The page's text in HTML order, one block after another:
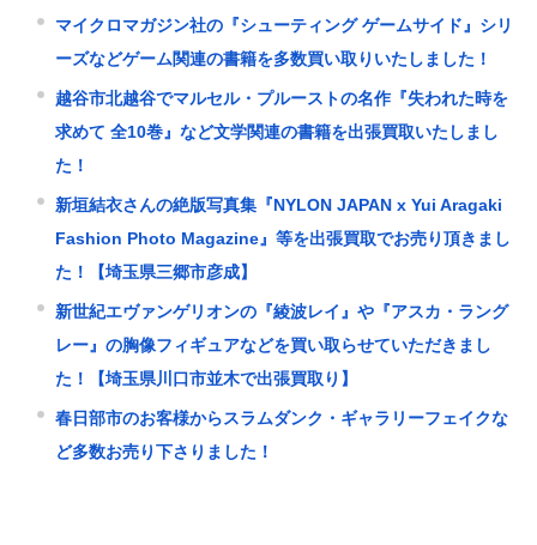
マイクロマガジン社の『シューティング ゲームサイド』シリ
ーズなどゲーム関連の書籍を多数買い取りいたしました！
越谷市北越谷でマルセル・プルーストの名作『失われた時を
求めて 全10巻』など文学関連の書籍を出張買取いたしまし
た！
新垣結衣さんの絶版写真集『NYLON JAPAN x Yui Aragaki
Fashion Photo Magazine』等を出張買取でお売り頂きまし
た！【埼玉県三郷市彦成】
新世紀エヴァンゲリオンの『綾波レイ』や『アスカ・ラング
レー』の胸像フィギュアなどを買い取らせていただきまし
た！【埼玉県川口市並木で出張買取り】
春日部市のお客様からスラムダンク・ギャラリーフェイクな
ど多数お売り下さりました！